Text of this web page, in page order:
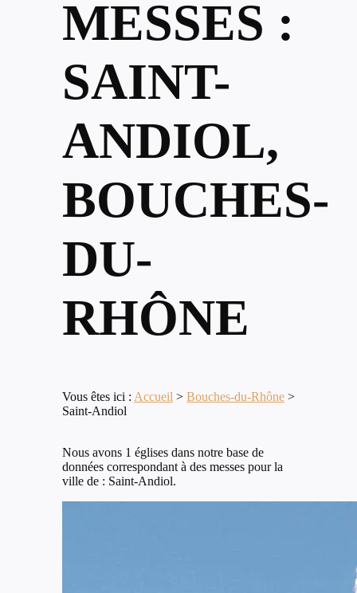
MESSES :
SAINT-
ANDIOL,
BOUCHES-
DU-
RHÔNE
Vous êtes ici : Accueil > Bouches-du-Rhône >
Saint-Andiol
Nous avons 1 églises dans notre base de
données correspondant à des messes pour la
ville de : Saint-Andiol.